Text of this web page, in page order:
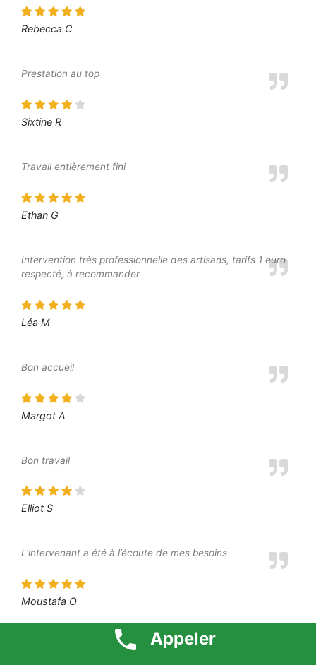
Rebecca C
Prestation au top
Sixtine R
Travail entièrement fini
Ethan G
Intervention très professionnelle des artisans, tarifs 1 euro
respecté, à recommander
Léa M
Bon accueil
Margot A
Bon travail
Elliot S
L’intervenant a été à l’écoute de mes besoins
Moustafa O
Je suis très content du résultat finalAppeler